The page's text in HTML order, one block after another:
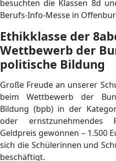
besuchten die Klassen 8d
Berufs-Info-Messe in
Ethikklasse der
Wettbewerb der
politische Bildung
Große Freude an unserer
beim Wettbewerb der
Bildung (bpb) in der
oder ernstzunehmendes
Geldpreis gewonnen – 1.500
sich die Schülerinnen und
beschäftigt.